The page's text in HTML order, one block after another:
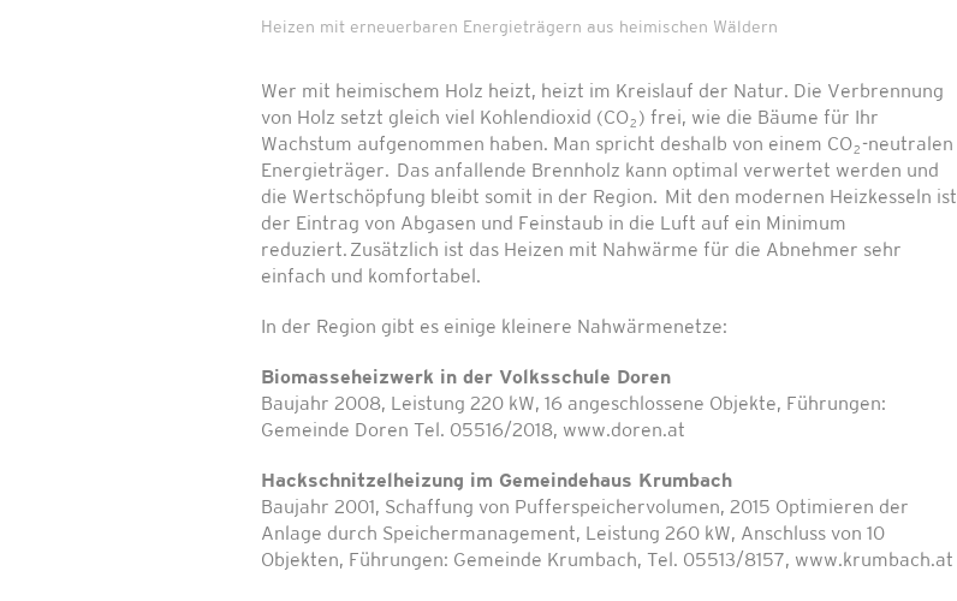
Heizen mit erneuerbaren Energieträgern aus heimischen Wäldern
Wer mit heimischem Holz heizt, heizt im Kreislauf der Natur. Die Verbrennung
von Holz setzt gleich viel Kohlendioxid (CO2 ) frei, wie die Bäume für Ihr
Wachstum aufgenommen haben. Man spricht deshalb von einem CO2-neutralen
Energieträger. Das anfallende Brennholz kann optimal verwertet werden und
die Wertschöpfung bleibt somit in der Region. Mit den modernen Heizkesseln ist
der Eintrag von Abgasen und Feinstaub in die Luft auf ein Minimum
reduziert. Zusätzlich ist das Heizen mit Nahwärme für die Abnehmer sehr
einfach und komfortabel.
In der Region gibt es einige kleinere Nahwärmenetze:
Biomasseheizwerk in der Volksschule Doren
Baujahr 2008, Leistung 220 kW, 16 angeschlossene Objekte, Führungen:
Gemeinde Doren Tel. 05516/2018, www.doren.at
Hackschnitzelheizung im Gemeindehaus Krumbach
Baujahr 2001, Schaffung von Pufferspeichervolumen, 2015 Optimieren der
Anlage durch Speichermanagement, Leistung 260 kW, Anschluss von 10
Objekten, Führungen: Gemeinde Krumbach, Tel. 05513/8157, www.krumbach.at